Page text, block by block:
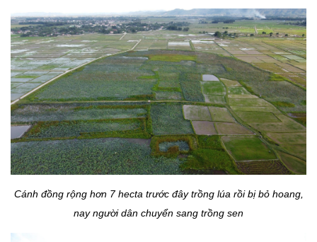
Cánh đồng rộng hơn 7 hecta trước đây trồng lúa rồi bị bỏ hoang,
nay người dân chuyển sang trồng sen